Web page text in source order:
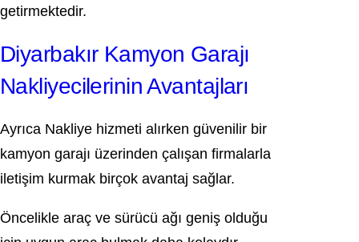
getirmektedir.
Diyarbakır Kamyon Garajı
Nakliyecilerinin Avantajları
Ayrıca Nakliye hizmeti alırken güvenilir bir
kamyon garajı üzerinden çalışan firmalarla
iletişim kurmak birçok avantaj sağlar.
Öncelikle araç ve sürücü ağı geniş olduğu